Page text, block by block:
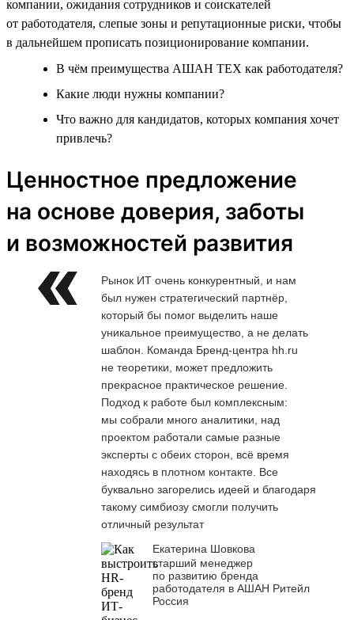
компании, ожидания сотрудников и соискателей
от работодателя, слепые зоны и репутационные риски, чтобы
в дальнейшем прописать позиционирование компании.
В чём преимущества АШАН ТЕХ как работодателя?
Какие люди нужны компании?
Что важно для кандидатов, которых компания хочет
привлечь?
Ценностное предложение
на основе доверия, заботы
и возможностей развития
Рынок ИТ очень конкурентный, и нам
был нужен стратегический партнёр,
который бы помог выделить наше
уникальное преимущество, а не делать
шаблон. Команда Бренд-центра hh.ru
не теоретики, может предложить
прекрасное практическое решение.
Подход к работе был комплексным:
мы собрали много аналитики, над
проектом работали самые разные
эксперты с обеих сторон, всё время
находясь в плотном контакте. Все
буквально загорелись идеей и благодаря
такому симбиозу смогли получить
отличный результат
Екатерина Шовкова
старший менеджер
по развитию бренда
работодателя в АШАН Ритейл
Россия